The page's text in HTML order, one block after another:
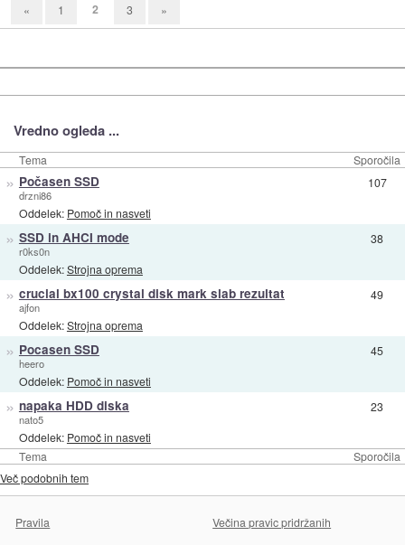
« 1 2 3 »
Vredno ogleda ...
Tema Sporočila
Tema Sporočila
» Počasen SSD
drzni86
Oddelek: Pomoč in nasveti
107
» SSD in AHCI mode
r0ks0n
Oddelek:Strojna oprema
38
» crucial bx100 crystal disk mark slab rezultat
ajfon
Oddelek:Strojna oprema
49
» Pocasen SSD
heero
Oddelek: Pomoč in nasveti
45
» napaka HDD diska
nato5
Oddelek: Pomoč in nasveti
23
Več podobnih tem
Pravila
Večina pravic pridržanih